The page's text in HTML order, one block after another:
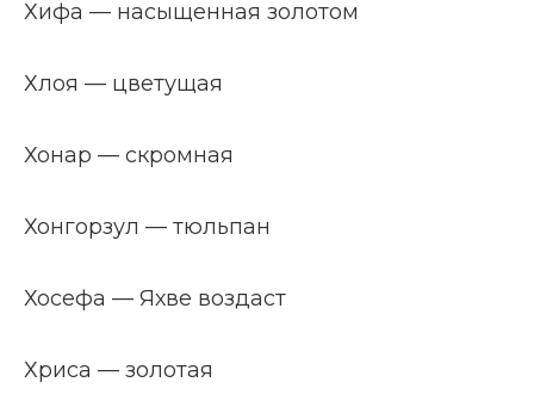
Хифа — насыщенная золотом
Хлоя — цветущая
Хонар — скромная
Хонгорзул — тюльпан
Хосефа — Яхве воздаст
Хриса — золотая